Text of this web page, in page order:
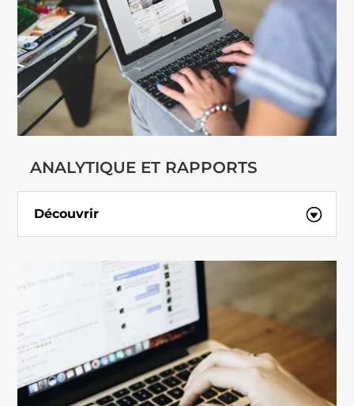
ANALYTIQUE ET RAPPORTS
Découvrir